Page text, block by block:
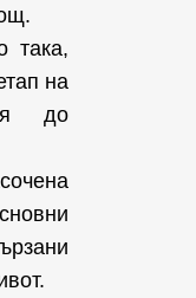
така,
на
до